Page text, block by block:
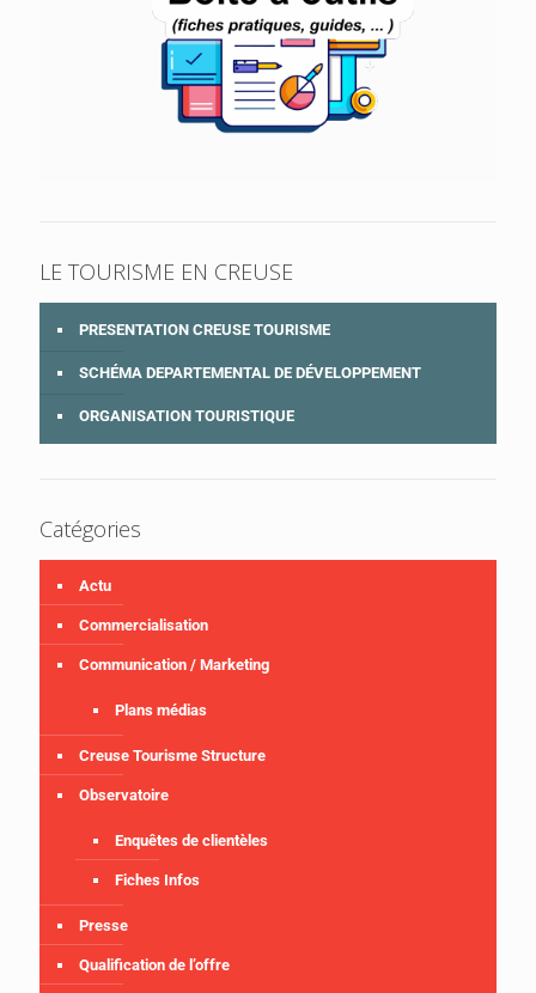
LE TOURISME EN CREUSE
PRESENTATION CREUSE TOURISME
SCHÉMA DEPARTEMENTAL DE DÉVELOPPEMENT
ORGANISATION TOURISTIQUE
Catégories
Actu
Commercialisation
Communication / Marketing
Plans médias
Creuse Tourisme Structure
Observatoire
Enquêtes de clientèles
Fiches Infos
Presse
Qualification de l’offre